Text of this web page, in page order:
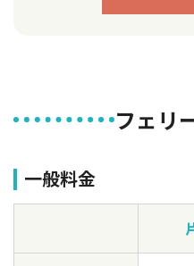
フェリ
一般料金